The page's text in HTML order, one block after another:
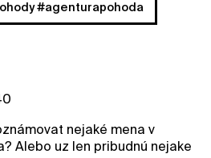
#agenturapohoda
nejaké mena v
Alebo uz len pribudnú nejake